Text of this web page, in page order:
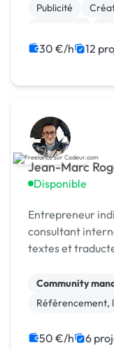
Publicité
Print (flyer,
30 €/h 12
Jean-Marc
Disponible
Entrepreneur
consultant
textes et
Community
Référencement,
50 €/h 6